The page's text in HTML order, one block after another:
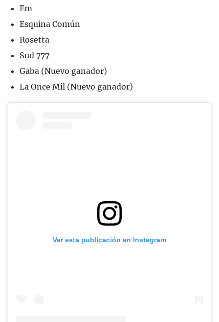
Em
Esquina Común
Rosetta
Sud 777
Gaba (Nuevo ganador)
La Once Mil (Nuevo ganador)
Ver esta publicación en Instagram